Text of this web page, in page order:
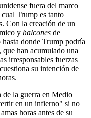
fuera del marco
Trump es tanto
Con la creación de un
y halcones de
donde Trump podría
han acumulado una
irresponsables fuerzas
su intención de
la guerra en Medio
en un infierno
si no
horas antes de su